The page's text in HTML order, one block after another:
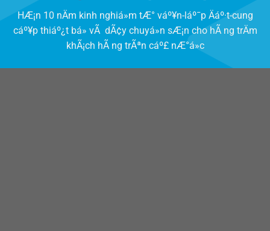
HÆ¡n 10 nÄm kinh nghiá»m tÆ° váº¥n-láº¯p Äáº·t-cung
cáº¥p thiáº¿t bá» vÃ dÃ¢y chuyá»n sÆ¡n cho hÃ ng trÄm
khÃ¡ch hÃ ng trÃªn cáº£ nÆ°á»c